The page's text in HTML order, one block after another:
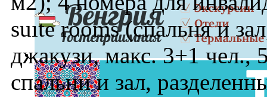
suıte rooms (спальня и
джакузи, макс. 3+1
спальни и зал,